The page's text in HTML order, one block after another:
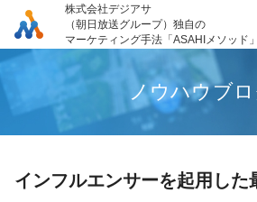
株式会社デジアサ
（朝日放送グループ）独自の
マーケティング手法「ASAHIメソッド」
ノウハウブロ
インフルエンサーを起用した